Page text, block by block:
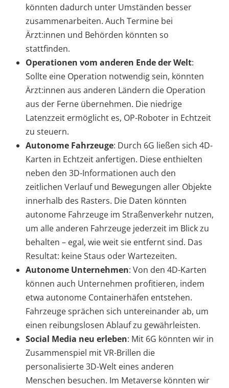
könnten dadurch unter Umständen besser
zusammenarbeiten. Auch Termine bei
Ärzt:innen und Behörden könnten so
stattfinden.
Operationen vom anderen Ende der Welt:
Sollte eine Operation notwendig sein, könnten
Ärzt:innen aus anderen Ländern die Operation
aus der Ferne übernehmen. Die niedrige
Latenzzeit ermöglicht es, OP-Roboter in Echtzeit
zu steuern.
Autonome Fahrzeuge: Durch 6G ließen sich 4D-
Karten in Echtzeit anfertigen. Diese enthielten
neben den 3D-Informationen auch den
zeitlichen Verlauf und Bewegungen aller Objekte
innerhalb des Rasters. Die Daten könnten
autonome Fahrzeuge im Straßenverkehr nutzen,
um alle anderen Fahrzeuge jederzeit im Blick zu
behalten – egal, wie weit sie entfernt sind. Das
Resultat: keine Staus oder Wartezeiten.
Autonome Unternehmen: Von den 4D-Karten
können auch Unternehmen profitieren, indem
etwa autonome Containerhäfen entstehen.
Fahrzeuge sprächen sich untereinander ab, um
einen reibungslosen Ablauf zu gewährleisten.
Social Media neu erleben: Mit 6G könnten wir in
Zusammenspiel mit VR-Brillen die
personalisierte 3D-Welt eines anderen
Menschen besuchen. Im Metaverse könnten wir